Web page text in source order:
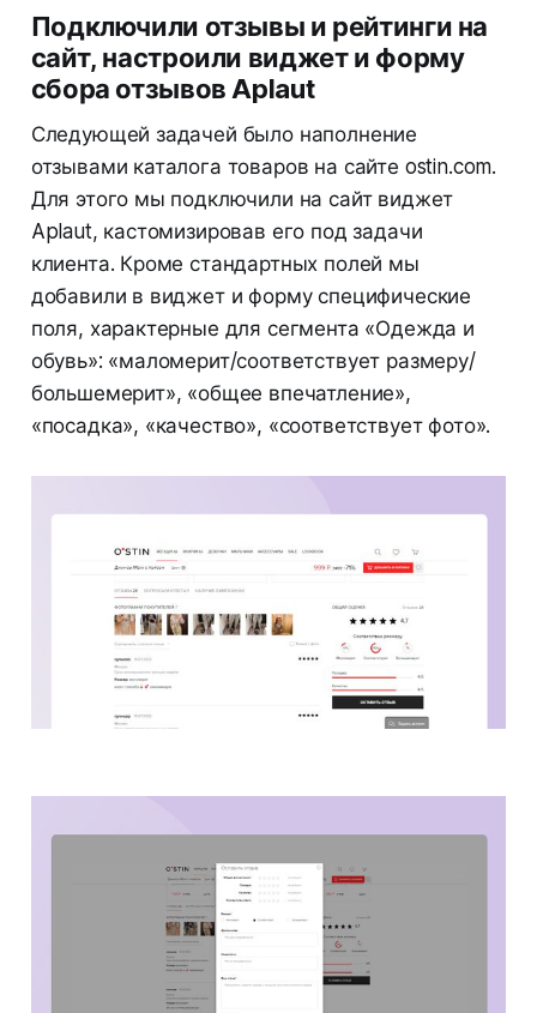
Подключили отзывы и рейтинги на
сайт, настроили виджет и форму
сбора отзывов Aplaut
Следующей задачей было наполнение
отзывами каталога товаров на сайте ostin.com.
Для этого мы подключили на сайт виджет
Aplaut, кастомизировав его под задачи
клиента. Кроме стандартных полей мы
добавили в виджет и форму специфические
поля, характерные для сегмента «Одежда и
обувь»: «маломерит/соответствует размеру/
большемерит», «общее впечатление»,
«посадка», «качество», «соответствует фото».